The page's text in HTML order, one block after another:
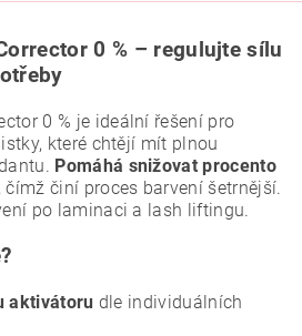
0 % – regulujte sílu
0 % je ideální řešení pro
které chtějí mít plnou
Pomáhá snižovat procento
, čímž činí proces barvení šetrnější.
po laminaci a lash liftingu.
aktivátoru dle individuálních